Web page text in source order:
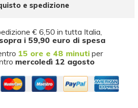
e spedizione
€ 6,50 in tutta Italia,
i 59,90 euro di spesa
15 ore e 48 minuti per
mercoledì 12 agosto